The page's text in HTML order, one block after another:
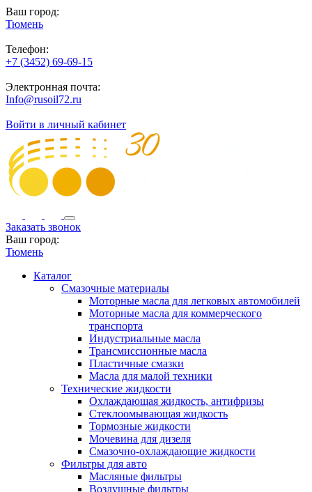
Ваш город:
Тюмень
Телефон:
+7 (3452) 69-69-15
Электронная почта:
Info@rusoil72.ru
Войти в личный кабинет
Заказать звонок
Ваш город:
Тюмень
Каталог
Смазочные материалы
Моторные масла для легковых автомобилей
Моторные масла для коммерческого
транспорта
Индустриальные масла
Трансмиссионные масла
Пластичные смазки
Масла для малой техники
Технические жидкости
Охлаждающая жидкость, антифризы
Стеклоомывающая жидкость
Тормозные жидкости
Мочевина для дизеля
Смазочно-охлаждающие жидкости
Фильтры для авто
Масляные фильтры
Воздушные фильтры